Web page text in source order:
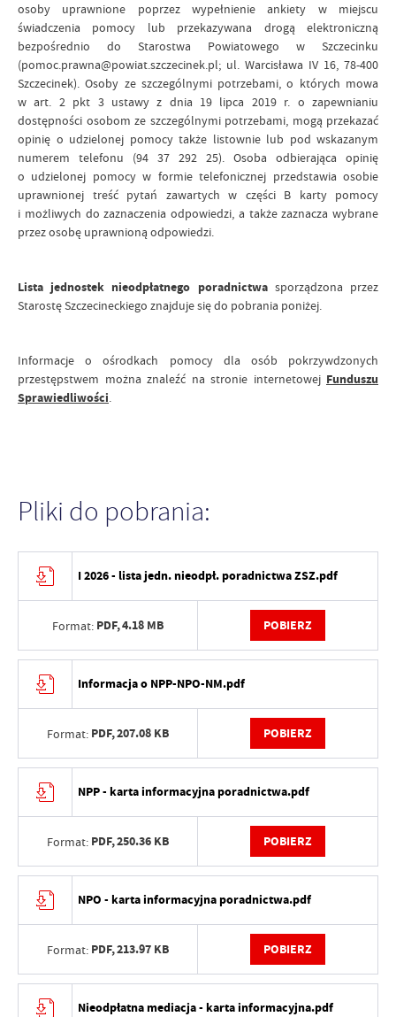
osoby uprawnione poprzez wypełnienie ankiety w miejscu
świadczenia pomocy lub przekazywana drogą elektroniczną
bezpośrednio do Starostwa Powiatowego w Szczecinku
(pomoc.prawna@powiat.szczecinek.pl; ul. Warcisława IV 16, 78-400
Szczecinek). Osoby ze szczególnymi potrzebami, o których mowa
w art. 2 pkt 3 ustawy z dnia 19 lipca 2019 r. o zapewnianiu
dostępności osobom ze szczególnymi potrzebami, mogą przekazać
opinię o udzielonej pomocy także listownie lub pod wskazanym
numerem telefonu (94 37 292 25). Osoba odbierająca opinię
o udzielonej pomocy w formie telefonicznej przedstawia osobie
uprawnionej treść pytań zawartych w części B karty pomocy
i możliwych do zaznaczenia odpowiedzi, a także zaznacza wybrane
przez osobę uprawnioną odpowiedzi.
Lista jednostek nieodpłatnego poradnictwasporządzona przez
Starostę Szczecineckiego znajduje się do pobrania poniżej.
Informacje o ośrodkach pomocy dla osób pokrzywdzonych
przestępstwem można znaleźć na stronie internetowej Funduszu
Sprawiedliwości.
Pliki do pobrania:
I 2026 - lista jedn. nieodpł. poradnictwa ZSZ.pdf
Format: PDF,4.18 MB POBIERZ
Informacja o NPP-NPO-NM.pdf
Format: PDF,207.08 KB POBIERZ
NPP - karta informacyjna poradnictwa.pdf
Format: PDF,250.36 KB POBIERZ
NPO - karta informacyjna poradnictwa.pdf
Format: PDF,213.97 KB POBIERZ
Nieodpłatna mediacja - karta informacyjna.pdf